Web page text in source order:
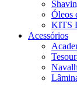
Óleos
KITS
Acessórios